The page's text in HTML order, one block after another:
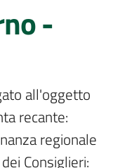
-
all'oggetto
recante:
regionale
Consiglieri: